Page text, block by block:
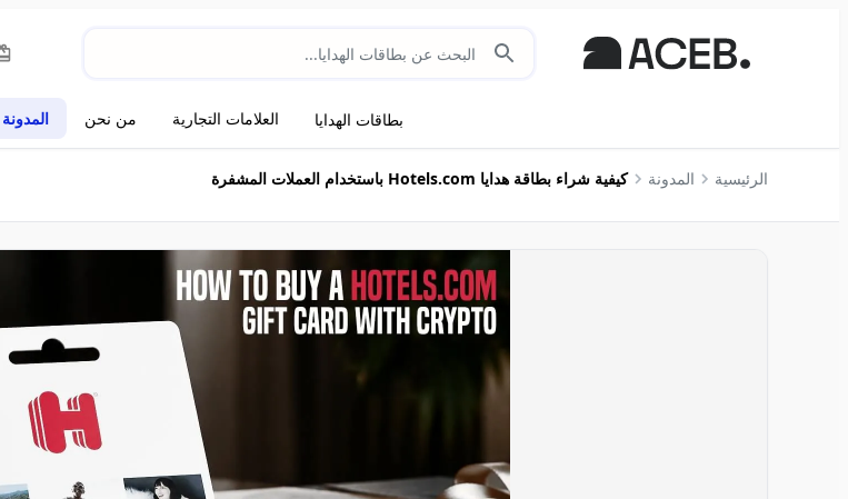
بطاقات الهدايا العلامات التجارية من نحن المدونة
الرئيسية المدونة كيفية شراء بطاقة هدايا Hotels.com باستخدام العملات المشفرة